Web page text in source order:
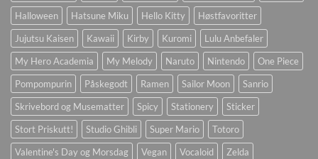
Halloween
Hatsune Miku Hello Kitty
Høstfavoritter
Jujutsu Kaisen
Kawaii Kirby Kuromi
Lulu Anbefaler
My Hero Academia
My Melody Naruto Nintendo
One Piece
Pompompurin
Påskegodt Ramen Sailor Moon
Sanrio
Skrivebord og Musematter
Spicy Stationery
Sticker
Stort Priskutt!
Studio Ghibli Super Mario
Totoro
Valentine's Day og Morsdag
Vegan Vocaloid Zelda